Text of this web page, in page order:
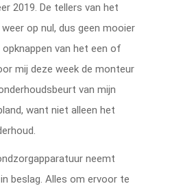
2019. De tellers van het
op nul, dus geen mooier
van het een of
mij deze week de monteur
van mijn
want niet alleen het
neemt
beslag. Alles om ervoor te